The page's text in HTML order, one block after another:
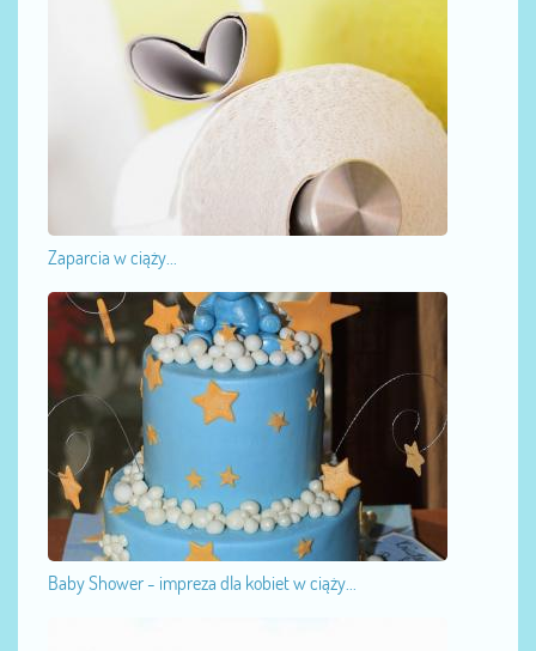
Zaparcia w ciąży...
Baby Shower - impreza dla kobiet w ciąży...